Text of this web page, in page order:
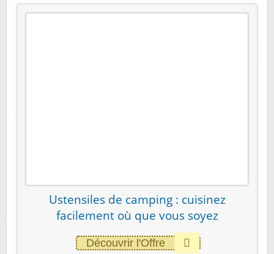
Ustensiles de camping : cuisinez
facilement où que vous soyez
Découvrir l'Offre